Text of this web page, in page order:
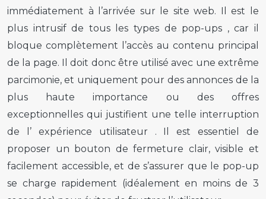
immédiatement à l’arrivée sur le site web. Il est le
plus intrusif de tous les types de pop-ups , car il
bloque complètement l’accès au contenu principal
de la page. Il doit donc être utilisé avec une extrême
parcimonie, et uniquement pour des annonces de la
plus haute importance ou des offres
exceptionnelles qui justifient une telle interruption
de l’ expérience utilisateur . Il est essentiel de
proposer un bouton de fermeture clair, visible et
facilement accessible, et de s’assurer que le pop-up
se charge rapidement (idéalement en moins de 3